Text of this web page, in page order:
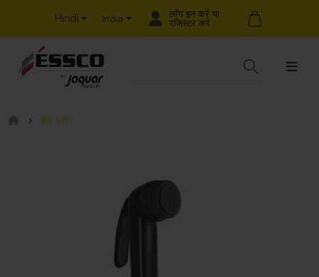
Hindi India
लॉग इन करें या
रजिस्टर करें
हैंड शॉवर